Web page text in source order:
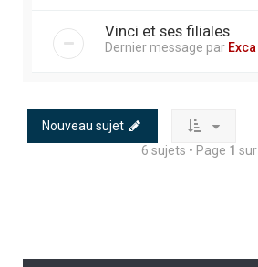
Vinci et ses filiales
Dernier message par Exca
Nouveau sujet
6 sujets • Page 1 sur